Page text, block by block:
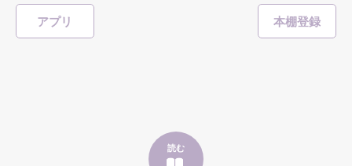
アプリ
読む
そして光を巡ってライバルも登場！？
#いいねチャンス01